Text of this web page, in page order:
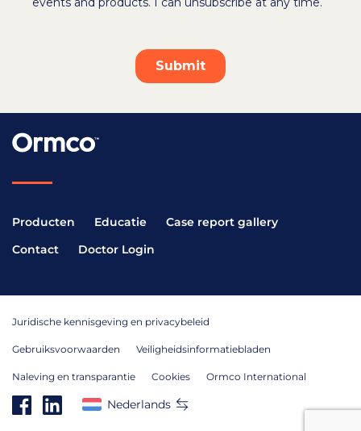
Producten Educatie
Case report gallery
Contact
Doctor Login
Juridische kennisgeving en privacybeleid
Gebruiksvoorwaarden Veiligheidsinformatiebladen
Naleving en transparantie Cookies Ormco International
Nederlands